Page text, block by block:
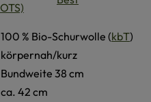
100 % Bio-Schurwolle (kbT)
körpernah/kurz
Bundweite 38 cm
ca. 42 cm